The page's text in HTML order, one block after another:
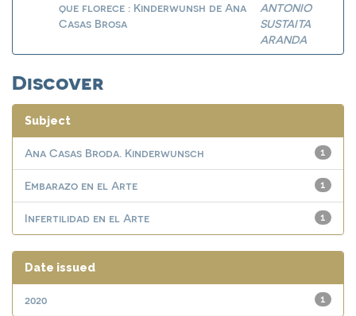
que florece : Kinderwunsh de Ana
Casas Brosa
ANTONIO
SUSTAITA
ARANDA
Discover
Subject
1
Ana Casas Broda. Kinderwunsch
1
Embarazo en el Arte
1
Infertilidad en el Arte
Date issued
1
2020